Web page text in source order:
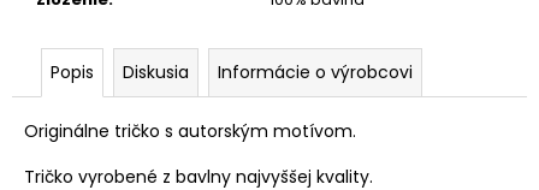
Popis Diskusia Informácie o výrobcovi
Originálne tričko s autorským motívom.
Tričko vyrobené z bavlny najvyššej kvality.